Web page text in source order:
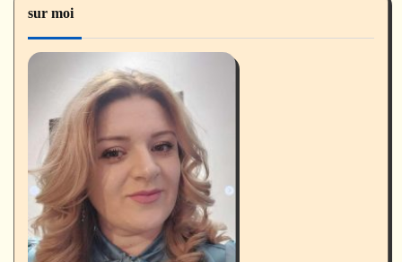
sur moi